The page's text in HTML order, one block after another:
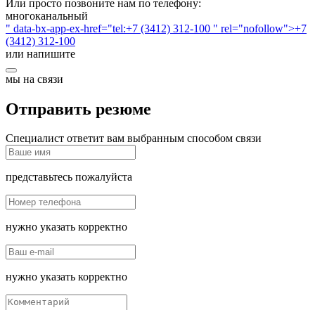
Или просто позвоните нам по телефону:
многоканальный
" data-bx-app-ex-href="tel:+7 (3412) 312-100 " rel="nofollow">+7
(3412) 312-100
или напишите
мы на связи
Отправить резюме
Специалист ответит вам выбранным способом связи
представьтесь пожалуйста
нужно указать корректно
нужно указать корректно